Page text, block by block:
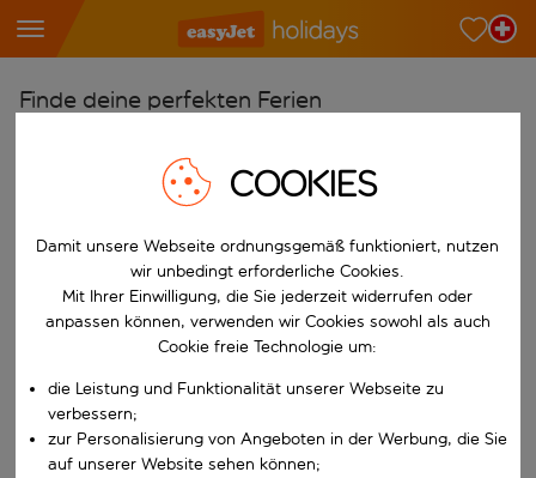
Finde deine perfekten Ferien
Wähle deine Flughäfen
Beginne mit der Eingabe für die automatische
Reiseziele finden
Nach
W&auml;hle ein Ab- und R&uuml;ckflugdatum aus.
Wähle deine Reisedaten
Wann
Wer
COOKIES
Damit unsere Webseite ordnungsgemäß funktioniert, nutzen
wir unbedingt erforderliche Cookies.
Mit Ihrer Einwilligung, die Sie jederzeit widerrufen oder
anpassen können, verwenden wir Cookies sowohl als auch
Cookie freie Technologie um:
die Leistung und Funktionalität unserer Webseite zu
verbessern;
zur Personalisierung von Angeboten in der Werbung, die Sie
auf unserer Website sehen können;